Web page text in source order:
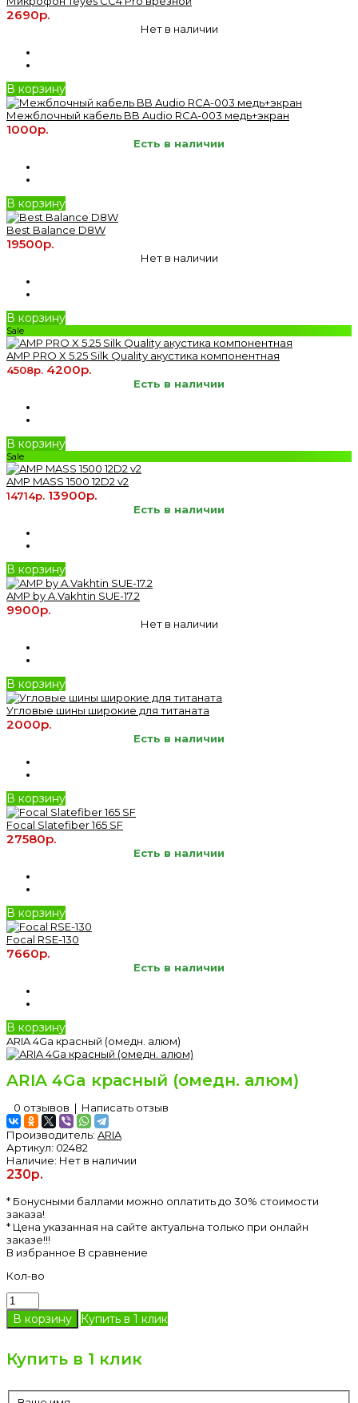
2690р.
Нет в наличии
В корзину
Межблочный кабель BB Audio RCA-003 медь+экран
1000р.
Есть в наличии
В корзину
Best Balance D8W
19500р.
Нет в наличии
В корзину
Sale
AMP PRO X 5.25 Silk Quality акустика компонентная
4508р. 4200р.
Есть в наличии
В корзину
Sale
AMP MASS 1500 12D2 v2
14714р. 13900р.
Есть в наличии
В корзину
AMP by A.Vakhtin SUE-17.2
9900р.
Нет в наличии
В корзину
Угловые шины широкие для титаната
2000р.
Есть в наличии
В корзину
Focal Slatefiber 165 SF
27580р.
Есть в наличии
В корзину
Focal RSE-130
7660р.
Есть в наличии
В корзину
ARIA 4Ga красный (омедн. алюм)
ARIA 4Ga красный (омедн. алюм)
0 отзывов | Написать отзыв
Производитель: ARIA
Артикул: 02482
Наличие: Нет в наличии
230р.
* Бонусными баллами можно оплатить до 30% стоимости
заказа!
* Цена указанная на сайте актуальна только при онлайн
заказе!!!
В избранное В сравнение
Кол-во
Купить в 1 клик
Купить в 1 клик